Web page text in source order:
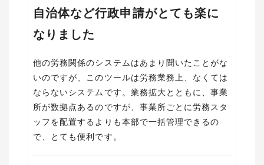
自治体など行政申請がとても楽に
なりました
他の労務関係のシステムはあまり聞いたことがな
いのですが、このツールは労務業務上、なくては
ならないシステムです。業務拡大とともに、事業
所が数拠点あるのですが、事業所ごとに労務スタ
ッフを配置するよりも本部で一括管理できるの
で、とても便利です。